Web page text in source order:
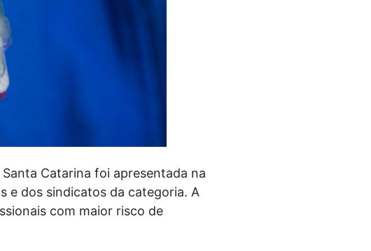
Catarina foi apresentada na
e dos sindicatos da categoria. A
com maior risco de